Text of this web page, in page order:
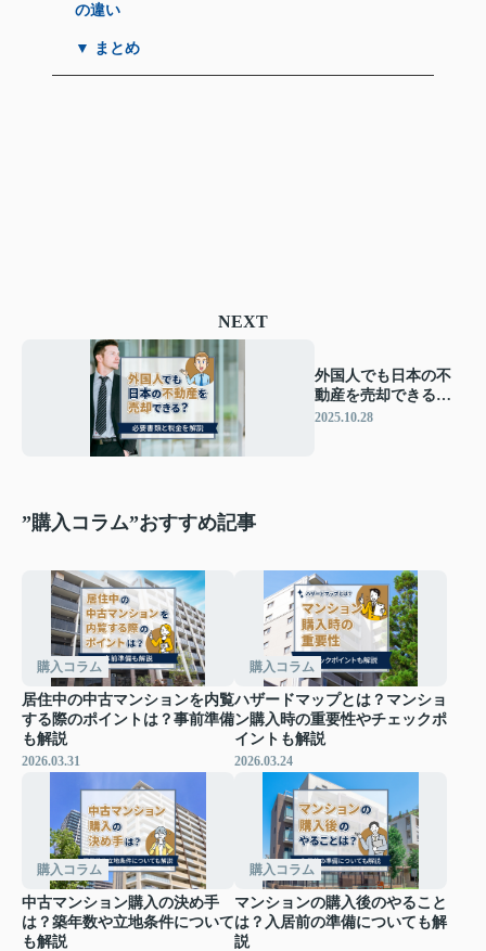
の違い
▼ まとめ
NEXT
外国人でも日本の不
動産を売却できる？
必要書類と税金を解
2025.10.28
”購入コラム”おすすめ記事
購入コラム
居住中の中古マンションを内覧
する際のポイントは？事前準備
も解説
2026.03.31
購入コラム
ハザードマップとは？マンショ
ン購入時の重要性やチェックポ
イントも解説
2026.03.24
購入コラム
中古マンション購入の決め手
は？築年数や立地条件について
も解説
購入コラム
マンションの購入後のやること
は？入居前の準備についても解
説